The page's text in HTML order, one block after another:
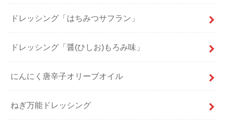
ドレッシング「はちみつサフラン」
ドレッシング「醤(ひしお)もろみ味」
にんにく唐辛子オリーブオイル
ねぎ万能ドレッシング